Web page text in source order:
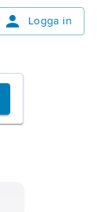
Logga in